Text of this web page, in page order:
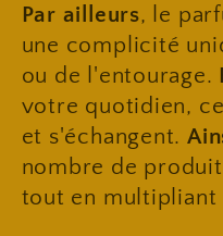
Par ailleurs, le
une complicité
ou de l'entourage.
votre quotidien,
et s'échangent.
nombre de
tout en multipliant